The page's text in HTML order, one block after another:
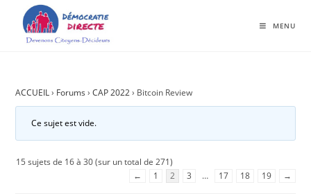
MENU
ACCUEIL › Forums › CAP 2022 › Bitcoin Review
Ce sujet est vide.
15 sujets de 16 à 30 (sur un total de 271)
←
1 2 3 … 17 18 19 →